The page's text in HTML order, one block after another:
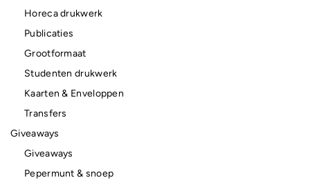
Horeca drukwerk
Publicaties
Grootformaat
Studenten drukwerk
Kaarten & Enveloppen
Transfers
Giveaways
Giveaways
Pepermunt & snoep